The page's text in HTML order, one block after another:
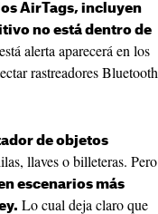
AirTags, incluyen
no está dentro de
alerta aparecerá en los
rastreadores Bluetooth
de objetos
llaves o billeteras. Pero
escenarios más
Lo cual deja claro que